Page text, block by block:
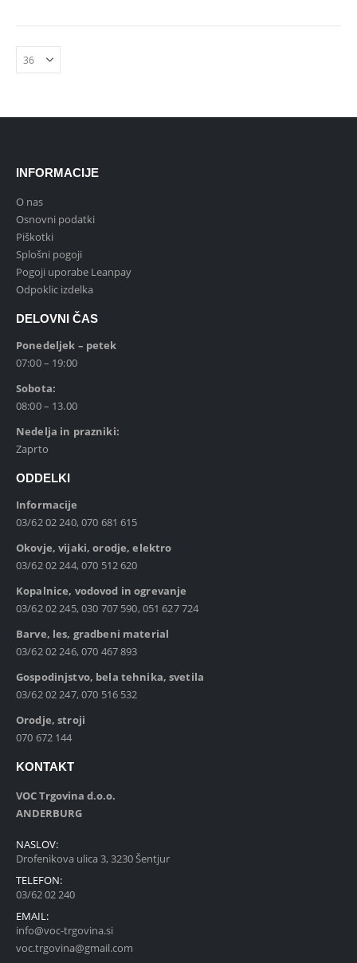
INFORMACIJE
O nas
Osnovni podatki
Piškotki
Splošni pogoji
Pogoji uporabe Leanpay
Odpoklic izdelka
DELOVNI ČAS
Ponedeljek – petek
07:00 – 19:00
Sobota:
08:00 – 13.00
Nedelja in prazniki:
Zaprto
ODDELKI
Informacije
03/62 02 240, 070 681 615
Okovje, vijaki, orodje, elektro
03/62 02 244, 070 512 620
Kopalnice, vodovod in ogrevanje
03/62 02 245, 030 707 590, 051 627 724
Barve, les, gradbeni material
03/62 02 246, 070 467 893
Gospodinjstvo, bela tehnika, svetila
03/62 02 247, 070 516 532
Orodje, stroji
070 672 144
KONTAKT
VOC Trgovina d.o.o.
ANDERBURG
NASLOV:
Drofenikova ulica 3, 3230 Šentjur
TELEFON:
03/62 02 240
EMAIL:
info@voc-trgovina.si
voc.trgovina@gmail.com